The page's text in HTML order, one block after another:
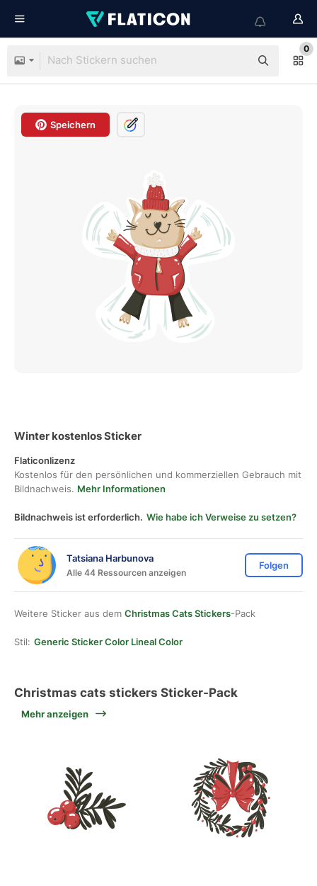
0
Speichern
Winter kostenlos Sticker
Flaticonlizenz
Kostenlos für den persönlichen und kommerziellen Gebrauch mit
Bildnachweis. Mehr Informationen
Bildnachweis ist erforderlich. Wie habe ich Verweise zu setzen?
Tatsiana Harbunova
Alle 44 Ressourcen anzeigen
Folgen
Weitere Sticker aus dem Christmas Cats Stickers-Pack
Stil: Generic Sticker Color Lineal Color
Christmas cats stickers Sticker-Pack
Mehr anzeigen